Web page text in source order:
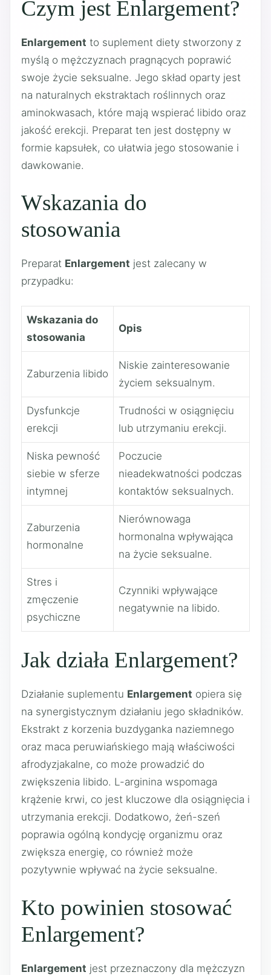
Czym jest Enlargement?
Enlargement to suplement diety stworzony z
myślą o mężczyznach pragnących poprawić
swoje życie seksualne. Jego skład oparty jest
na naturalnych ekstraktach roślinnych oraz
aminokwasach, które mają wspierać libido oraz
jakość erekcji. Preparat ten jest dostępny w
formie kapsułek, co ułatwia jego stosowanie i
dawkowanie.
Wskazania do
stosowania
Preparat Enlargement jest zalecany w
przypadku:
Wskazania do
stosowania
Opis
Zaburzenia libido
Niskie zainteresowanie
życiem seksualnym.
Dysfunkcje
erekcji
Trudności w osiągnięciu
lub utrzymaniu erekcji.
Niska pewność
siebie w sferze
intymnej
Poczucie
nieadekwatności podczas
kontaktów seksualnych.
Zaburzenia
hormonalne
Nierównowaga
hormonalna wpływająca
na życie seksualne.
Stres i
zmęczenie
psychiczne
Czynniki wpływające
negatywnie na libido.
Jak działa Enlargement?
Działanie suplementu Enlargement opiera się
na synergistycznym działaniu jego składników.
Ekstrakt z korzenia buzdyganka naziemnego
oraz maca peruwiańskiego mają właściwości
afrodyzjakalne, co może prowadzić do
zwiększenia libido. L-arginina wspomaga
krążenie krwi, co jest kluczowe dla osiągnięcia i
utrzymania erekcji. Dodatkowo, żeń-szeń
poprawia ogólną kondycję organizmu oraz
zwiększa energię, co również może
pozytywnie wpływać na życie seksualne.
Kto powinien stosować
Enlargement?
Enlargement jest przeznaczony dla mężczyzn